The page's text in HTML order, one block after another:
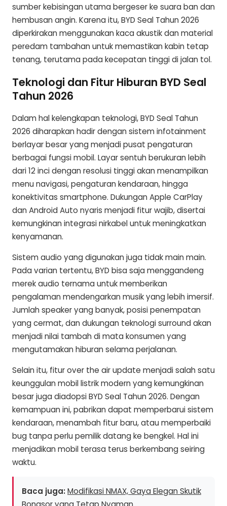
sumber kebisingan utama bergeser ke suara ban dan
hembusan angin. Karena itu, BYD Seal Tahun 2026
diperkirakan menggunakan kaca akustik dan material
peredam tambahan untuk memastikan kabin tetap
tenang, terutama pada kecepatan tinggi di jalan tol.
Teknologi dan Fitur Hiburan BYD Seal
Tahun 2026
Dalam hal kelengkapan teknologi, BYD Seal Tahun
2026 diharapkan hadir dengan sistem infotainment
berlayar besar yang menjadi pusat pengaturan
berbagai fungsi mobil. Layar sentuh berukuran lebih
dari 12 inci dengan resolusi tinggi akan menampilkan
menu navigasi, pengaturan kendaraan, hingga
konektivitas smartphone. Dukungan Apple CarPlay
dan Android Auto nyaris menjadi fitur wajib, disertai
kemungkinan integrasi nirkabel untuk meningkatkan
kenyamanan.
Sistem audio yang digunakan juga tidak main main.
Pada varian tertentu, BYD bisa saja menggandeng
merek audio ternama untuk memberikan
pengalaman mendengarkan musik yang lebih imersif.
Jumlah speaker yang banyak, posisi penempatan
yang cermat, dan dukungan teknologi surround akan
menjadi nilai tambah di mata konsumen yang
mengutamakan hiburan selama perjalanan.
Selain itu, fitur over the air update menjadi salah satu
keunggulan mobil listrik modern yang kemungkinan
besar juga diadopsi BYD Seal Tahun 2026. Dengan
kemampuan ini, pabrikan dapat memperbarui sistem
kendaraan, menambah fitur baru, atau memperbaiki
bug tanpa perlu pemilik datang ke bengkel. Hal ini
menjadikan mobil terasa terus berkembang seiring
waktu.
Baca juga:Modifikasi NMAX, Gaya Elegan Skutik